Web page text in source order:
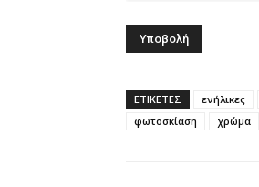
ΕΤΙΚΕΤΕΣ ενήλικες
φωτοσκίαση
χρώμα